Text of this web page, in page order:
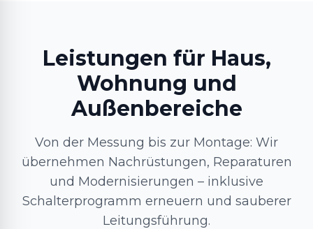
Leistungen für Haus,
Wohnung und
Außenbereiche
Von der Messung bis zur Montage: Wir
übernehmen Nachrüstungen, Reparaturen
und Modernisierungen – inklusive
Schalterprogramm erneuern und sauberer
Leitungsführung.